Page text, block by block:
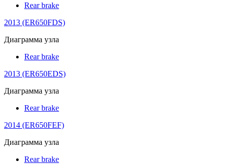
Rear brake
2013 (ER650FDS)
Диаграмма узла
Rear brake
2013 (ER650EDS)
Диаграмма узла
Rear brake
2014 (ER650FEF)
Диаграмма узла
Rear brake